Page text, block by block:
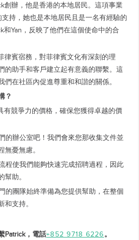
創辦，他是香港的本地居民。這項事業
持，她也是本地居民且是一名有經驗的
和Yan，反映了他們在這個使命中的合
律賓宿務，對菲律賓文化有深刻的理
的助手和客戶建立起有意義的聯繫。這
們在社區內促進尊重和和諧的關係。
？
有競爭力的價格，確保您獲得卓越的價
的辦公室吧！我們會來您那收集文件並
無憂無慮。
程使我們能夠快速完成招聘過程，因此
幫助。
的團隊始終準備為您提供幫助，在整個
和支持。
Patrick，電話+852 9718 6226。